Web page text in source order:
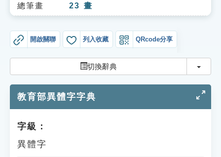
單字索引
貓頭鷹博士
總筆畫 23 畫
開啟關聯 列入收藏 QRcode分享
切換辭典 切換
教育部異體字字典
字級：
異體字